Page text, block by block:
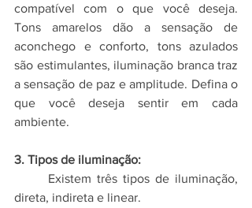
compatível com o que você deseja.
Tons amarelos dão a sensação de
aconchego e conforto, tons azulados
são estimulantes, iluminação branca traz
a sensação de paz e amplitude. Defina o
que você deseja sentir em cada
ambiente.
3. Tipos de iluminação:
direta, indireta e linear.